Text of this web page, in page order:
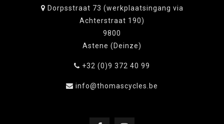
Dorpsstraat 73 (werkplaatsingang via
Achterstraat 190)
9800
Astene (Deinze)
+32 (0)9 372 40 99
info@thomascycles.be